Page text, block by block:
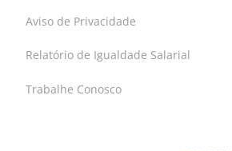
Aviso de Privacidade
Relatório de Igualdade Salarial
Trabalhe Conosco